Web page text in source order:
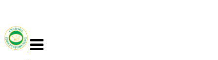
navigasjon